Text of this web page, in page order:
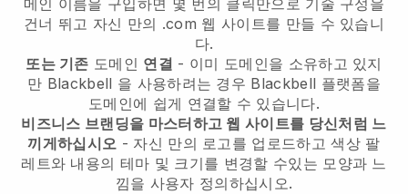
메인 이름을 구입하면 몇 번의 클릭만으로 기술 구성을
건너 뛰고 자신 만의 .com 웹 사이트를 만들 수 있습니
다.
또는 기존 도메인 연결 - 이미 도메인을 소유하고 있지
만 Blackbell 을 사용하려는 경우 Blackbell 플랫폼을
도메인에 쉽게 연결할 수 있습니다.
비즈니스 브랜딩을 마스터하고 웹 사이트를 당신처럼 느
끼게하십시오 - 자신 만의 로고를 업로드하고 색상 팔
레트와 내용의 테마 및 크기를 변경할 수있는 모양과 느
낌을 사용자 정의하십시오.